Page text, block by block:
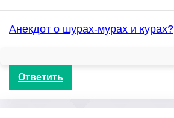
Анекдот о шурах-мурах и курах?
Ответить